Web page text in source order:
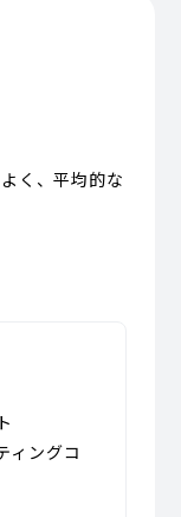
く、平均的な
ィングコ